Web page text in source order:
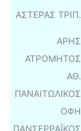
ΑΣΤΕΡΑΣ ΤΡΙΠ.
ΑΡΗΣ
ΑΤΡΟΜΗΤΟΣ
ΑΘ.
ΠΑΝΑΙΤΩΛΙΚΟΣ
ΟΦΗ
ΠΑΝΣΕΡΡΑΪΚΟΣ